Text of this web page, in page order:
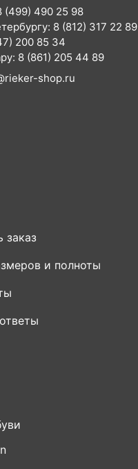
(499) 490 25 98
8 (812) 317 22 89
200 85 34
8 (861) 205 44 89
shop.ru
заказ
и полноты